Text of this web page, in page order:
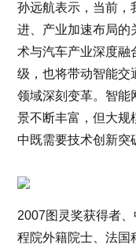
孙远航表示，当前，
进、产业加速布局的
术与汽车产业深度融
级，也将带动智能交
领域深刻变革。智能
景不断丰富，但大规
中既需要技术创新突
2007图灵奖获得者
程院外籍院士、法国